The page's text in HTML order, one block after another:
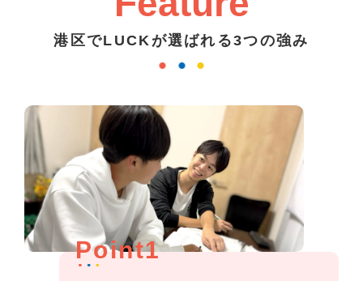
港区でLUCKが選ばれる3つの強み
Point1